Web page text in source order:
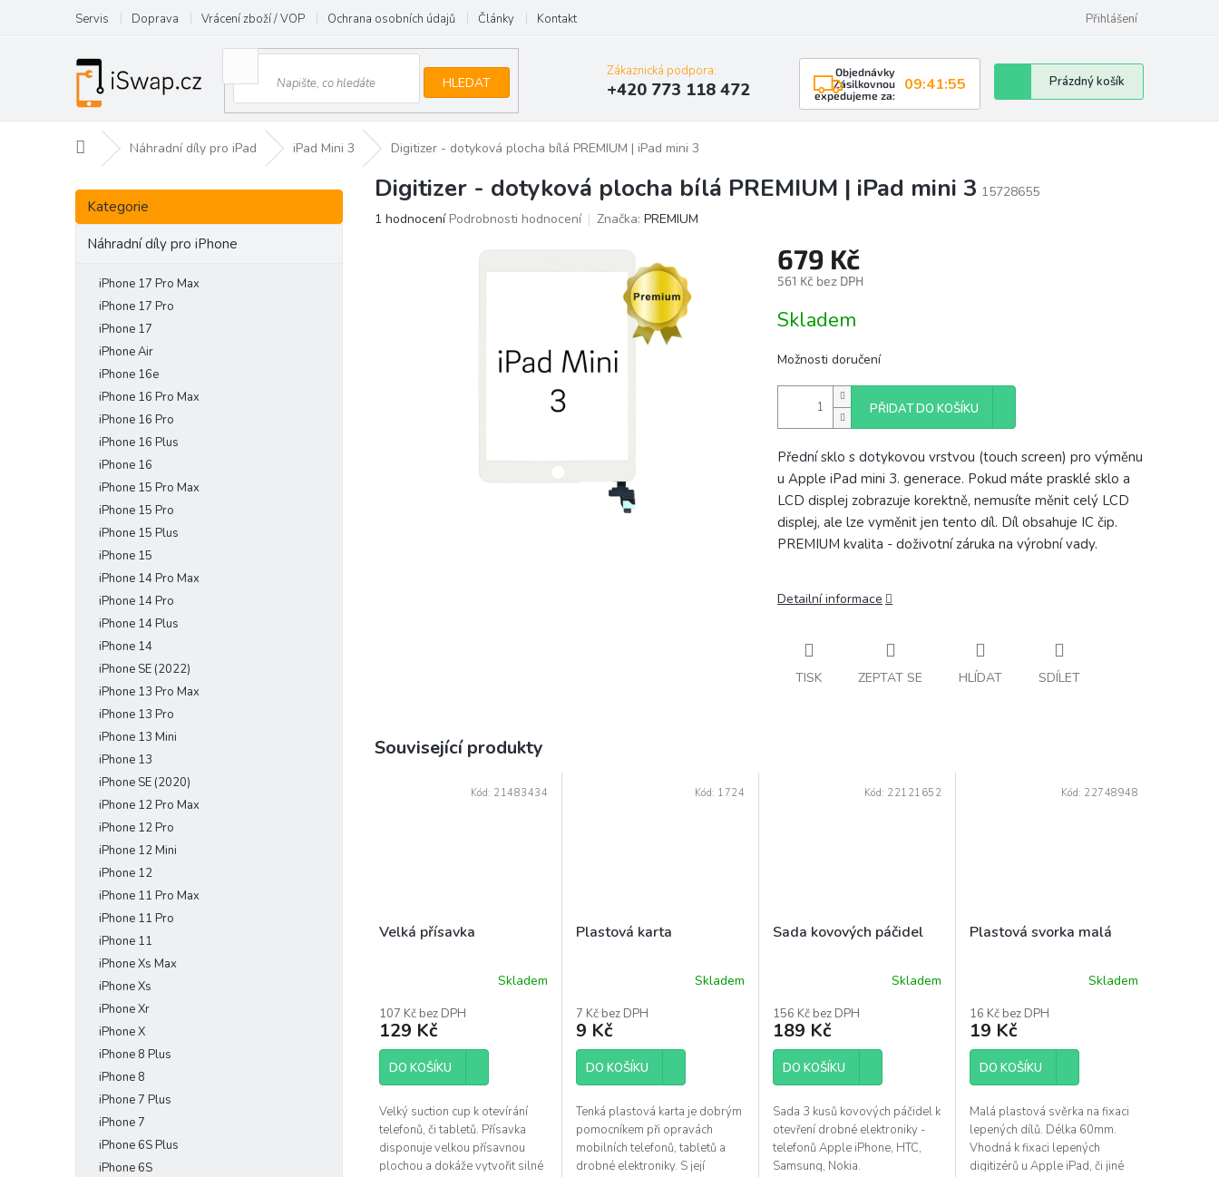
obsah
Servis Doprava Vrácení zboží / VOP Ochrana osobních údajů Články Kontakt Přihlášení
HLEDAT
Zákaznická podpora:
+420 773 118 472
Objednávky
Zásilkovnou
expedujeme za:
09:41:54
Nákupní
košík
Prázdný košík
Domů Náhradní díly pro iPad iPad Mini 3 Digitizer - dotyková plocha bílá PREMIUM | iPad mini 3
P
s
Přeskočit
kategorie
Kategorie
Náhradní díly pro iPhone
iPhone 17 Pro Max
iPhone 17 Pro
iPhone 17
iPhone Air
iPhone 16e
iPhone 16 Pro Max
iPhone 16 Pro
iPhone 16 Plus
iPhone 16
iPhone 15 Pro Max
iPhone 15 Pro
iPhone 15 Plus
iPhone 15
iPhone 14 Pro Max
iPhone 14 Pro
iPhone 14 Plus
iPhone 14
iPhone SE (2022)
iPhone 13 Pro Max
iPhone 13 Pro
iPhone 13 Mini
iPhone 13
iPhone SE (2020)
iPhone 12 Pro Max
iPhone 12 Pro
iPhone 12 Mini
iPhone 12
iPhone 11 Pro Max
iPhone 11 Pro
iPhone 11
iPhone Xs Max
iPhone Xs
iPhone Xr
iPhone X
iPhone 8 Plus
iPhone 8
iPhone 7 Plus
iPhone 7
iPhone 6S Plus
iPhone 6S
Digitizer - dotyková plocha bílá PREMIUM | iPad mini 3 15728655
Průměrné
1 hodnocení Podrobnosti hodnocení Značka: PREMIUM
679 Kč
561 Kč bez DPH
cena:
Skladem
Možnosti doručení
PŘIDAT DO KOŠÍKU
Přední sklo s dotykovou vrstvou (touch screen) pro výměnu
u Apple iPad mini 3. generace. Pokud máte prasklé sklo a
LCD displej zobrazuje korektně, nemusíte měnit celý LCD
displej, ale lze vyměnit jen tento díl. Díl obsahuje IC čip.
PREMIUM kvalita - doživotní záruka na výrobní vady.
Detailní informace
TISK ZEPTAT SE HLÍDAT SDÍLET
Související produkty
Velká přísavka
produktu
je
5,0
5
hvězdiček.
Skladem
107 Kč bez DPH
129 Kč
DO KOŠÍKU
Velký suction cup k otevírání
telefonů, či tabletů. Přísavka
disponuje velkou přísavnou
plochou a dokáže vytvořit silné
Kód: 21483434
Plastová karta
produktu
je
5,0
5
hvězdiček.
Skladem
7 Kč bez DPH
9 Kč
DO KOŠÍKU
Tenká plastová karta je dobrým
pomocníkem při opravách
mobilních telefonů, tabletů a
drobné elektroniky. S její
Kód: 1724
Sada kovových páčidel
Skladem
156 Kč bez DPH
189 Kč
DO KOŠÍKU
Sada 3 kusů kovových páčidel k
otevření drobné elektroniky -
telefonů Apple iPhone, HTC,
Samsung, Nokia.
Kód: 22121652
Plastová svorka malá
produktu
je
5,0
5
hvězdiček.
Skladem
16 Kč bez DPH
19 Kč
DO KOŠÍKU
Malá plastová svěrka na fixaci
lepených dílů. Délka 60mm.
Vhodná k fixaci lepených
digitizérů u Apple iPad, či jiné
Kód: 22748948